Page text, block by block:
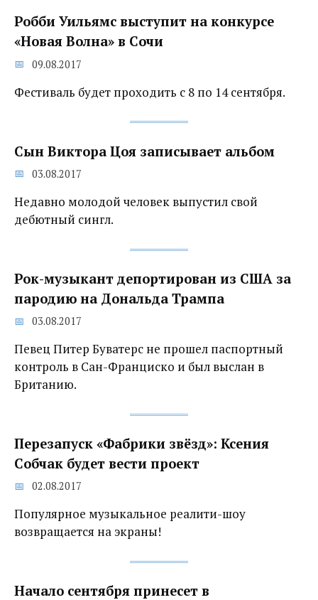
Робби Уильямс выступит на конкурсе
«Новая Волна» в Сочи
09.08.2017
Фестиваль будет проходить с 8 по 14 сентября.
Сын Виктора Цоя записывает альбом
03.08.2017
Недавно молодой человек выпустил свой
дебютный сингл.
Рок-музыкант депортирован из США за
пародию на Дональда Трампа
03.08.2017
Певец Питер Буватерс не прошел паспортный
контроль в Сан-Франциско и был выслан в
Британию.
Перезапуск «Фабрики звёзд»: Ксения
Собчак будет вести проект
02.08.2017
Популярное музыкальное реалити-шоу
возвращается на экраны!
Начало сентября принесет в